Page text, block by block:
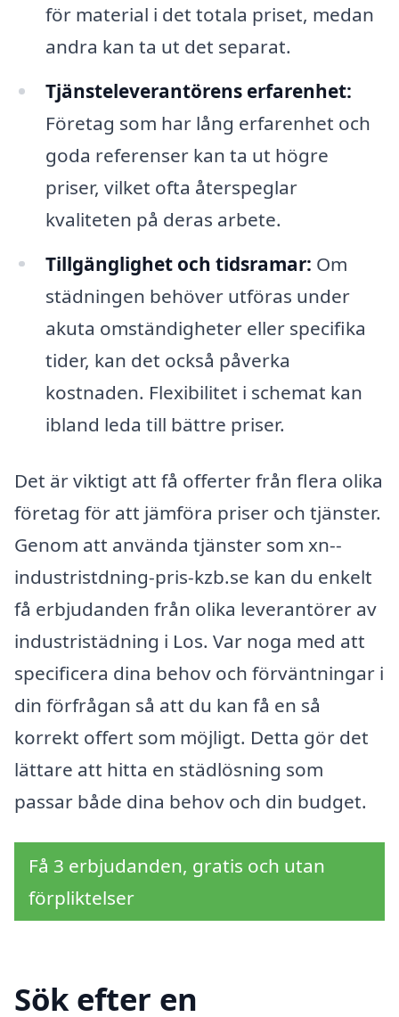
för material i det totala priset, medan
andra kan ta ut det separat.
Tjänsteleverantörens erfarenhet:
Företag som har lång erfarenhet och
goda referenser kan ta ut högre
priser, vilket ofta återspeglar
kvaliteten på deras arbete.
Tillgänglighet och tidsramar: Om
städningen behöver utföras under
akuta omständigheter eller specifika
tider, kan det också påverka
kostnaden. Flexibilitet i schemat kan
ibland leda till bättre priser.
Det är viktigt att få offerter från flera olika
företag för att jämföra priser och tjänster.
Genom att använda tjänster som xn--
industristdning-pris-kzb.se kan du enkelt
få erbjudanden från olika leverantörer av
industristädning i Los. Var noga med att
specificera dina behov och förväntningar i
din förfrågan så att du kan få en så
korrekt offert som möjligt. Detta gör det
lättare att hitta en städlösning som
passar både dina behov och din budget.
Få 3 erbjudanden, gratis och utan
förpliktelser
Sök efter en